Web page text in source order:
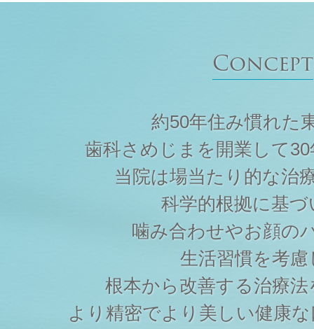
Concept
約50年住み慣れた
歯科さめじまを開業して
当院は場当たり的な治
科学的根拠に基づ
噛み合わせやお顔の
生活習慣を考慮
根本から改善する治療
より精密でより美しい健康